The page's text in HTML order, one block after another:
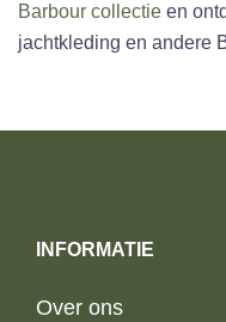
Barbour collectie en
jachtkleding en andere
INFORMATIE
Over ons